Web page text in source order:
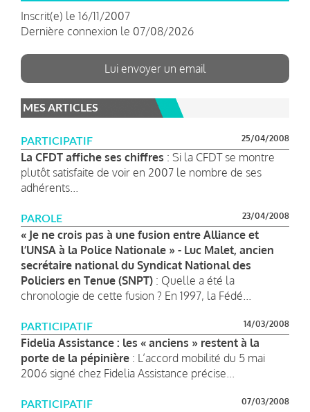
Inscrit(e) le 16/11/2007
Dernière connexion le 07/08/2026
Lui envoyer un email
MES ARTICLES
PARTICIPATIF 25/04/2008
La CFDT affiche ses chiffres : Si la CFDT se montre
plutôt satisfaite de voir en 2007 le nombre de ses
adhérents...
PAROLE 23/04/2008
« Je ne crois pas à une fusion entre Alliance et
l’UNSA à la Police Nationale » - Luc Malet, ancien
secrétaire national du Syndicat National des
Policiers en Tenue (SNPT) : Quelle a été la
chronologie de cette fusion ? En 1997, la Fédé...
PARTICIPATIF 14/03/2008
Fidelia Assistance : les « anciens » restent à la
porte de la pépinière : L’accord mobilité du 5 mai
2006 signé chez Fidelia Assistance précise...
PARTICIPATIF 07/03/2008